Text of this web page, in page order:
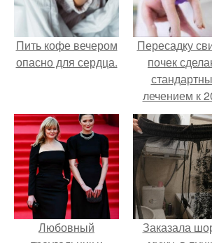
Пить кофе вечером
опасно для сердца.
Пересадку
почек
лечением к
году в
Любовный
Заказала